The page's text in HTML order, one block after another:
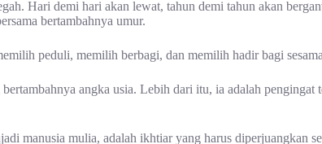
Hari demi hari akan lewat, tahun demi tahun akan
bertambahnya umur.
peduli, memilih berbagi, dan memilih hadir bagi
angka usia. Lebih dari itu, ia adalah pengingat
manusia mulia, adalah ikhtiar yang harus diperjuangkan